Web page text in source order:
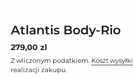
Atlantis Body-Rio
Cena
regularna
279,00 zl
Z wliczonym podatkiem. Koszt wysyłki
realizacji zakupu.